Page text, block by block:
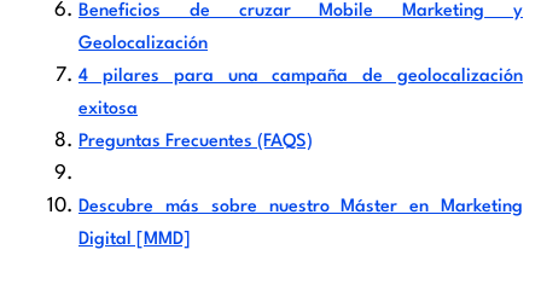
Beneficios de cruzar Mobile Marketing y
Geolocalización
4 pilares para una campaña de geolocalización
exitosa
Preguntas Frecuentes (FAQS)
Descubre más sobre nuestro Máster en Marketing
Digital [MMD]